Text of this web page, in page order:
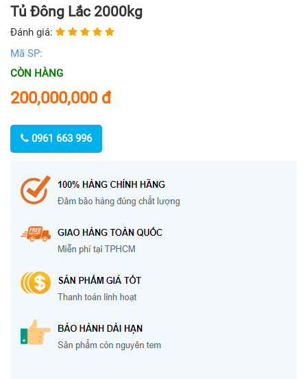
Tủ Đông Lắc 2000kg
Đánh giá:
Mã SP:
CÒN HÀNG
200,000,000 đ
0961 663 996